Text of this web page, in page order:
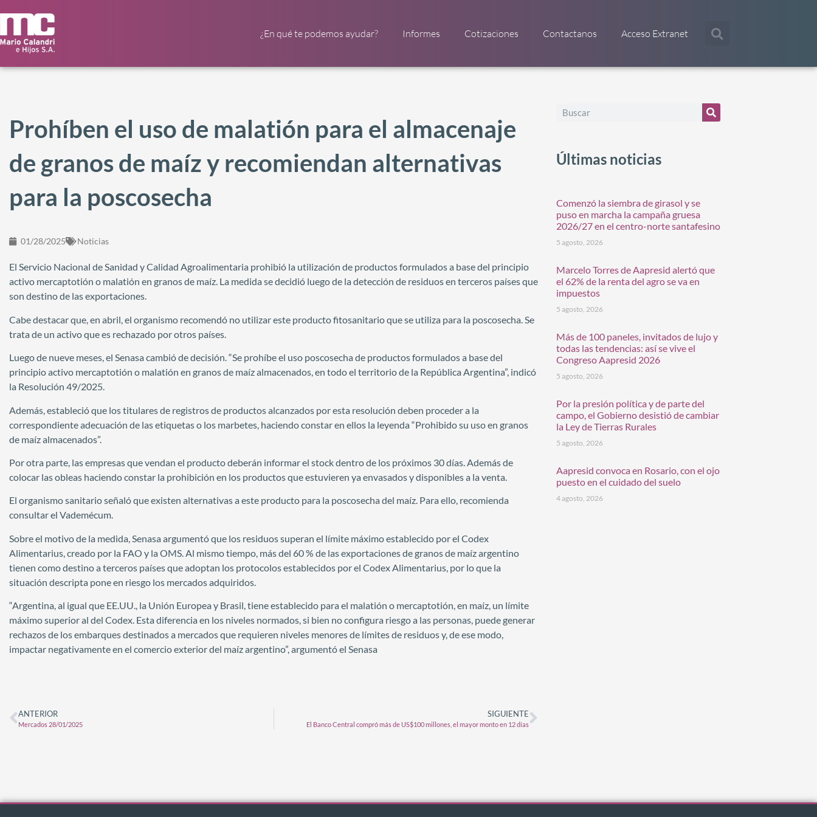
¿En qué te podemos ayudar? Informes Cotizaciones Contactanos Acceso Extranet
Prohíben el uso de malatión para el almacenaje
de granos de maíz y recomiendan alternativas
para la poscosecha
01/28/2025 Noticias
El Servicio Nacional de Sanidad y Calidad Agroalimentaria prohibió la utilización de productos formulados a base del principio
activo mercaptotión o malatión en granos de maíz. La medida se decidió luego de la detección de residuos en terceros países que
son destino de las exportaciones.
Cabe destacar que, en abril, el organismo recomendó no utilizar este producto fitosanitario que se utiliza para la poscosecha. Se
trata de un activo que es rechazado por otros países.
Luego de nueve meses, el Senasa cambió de decisión. “Se prohíbe el uso poscosecha de productos formulados a base del
principio activo mercaptotión o malatión en granos de maíz almacenados, en todo el territorio de la República Argentina”, indicó
la Resolución 49/2025.
Además, estableció que los titulares de registros de productos alcanzados por esta resolución deben proceder a la
correspondiente adecuación de las etiquetas o los marbetes, haciendo constar en ellos la leyenda “Prohibido su uso en granos
de maíz almacenados”.
Por otra parte, las empresas que vendan el producto deberán informar el stock dentro de los próximos 30 días. Además de
colocar las obleas haciendo constar la prohibición en los productos que estuvieren ya envasados y disponibles a la venta.
El organismo sanitario señaló que existen alternativas a este producto para la poscosecha del maíz. Para ello, recomienda
consultar el Vademécum.
Sobre el motivo de la medida, Senasa argumentó que los residuos superan el límite máximo establecido por el Codex
Alimentarius, creado por la FAO y la OMS. Al mismo tiempo, más del 60 % de las exportaciones de granos de maíz argentino
tienen como destino a terceros países que adoptan los protocolos establecidos por el Codex Alimentarius, por lo que la
situación descripta pone en riesgo los mercados adquiridos.
“Argentina, al igual que EE.UU., la Unión Europea y Brasil, tiene establecido para el malatión o mercaptotión, en maíz, un límite
máximo superior al del Codex. Esta diferencia en los niveles normados, si bien no configura riesgo a las personas, puede generar
rechazos de los embarques destinados a mercados que requieren niveles menores de límites de residuos y, de ese modo,
impactar negativamente en el comercio exterior del maíz argentino”, argumentó el Senasa
ANTERIOR
Mercados 28/01/2025
SIGUIENTE
El Banco Central compró más de US$100 millones, el mayor monto en 12 días
Últimas noticias
Comenzó la siembra de girasol y se
puso en marcha la campaña gruesa
2026/27 en el centro-norte santafesino
5 agosto, 2026
Marcelo Torres de Aapresid alertó que
el 62% de la renta del agro se va en
impuestos
5 agosto, 2026
Más de 100 paneles, invitados de lujo y
todas las tendencias: así se vive el
Congreso Aapresid 2026
5 agosto, 2026
Por la presión política y de parte del
campo, el Gobierno desistió de cambiar
la Ley de Tierras Rurales
5 agosto, 2026
Aapresid convoca en Rosario, con el ojo
puesto en el cuidado del suelo
4 agosto, 2026